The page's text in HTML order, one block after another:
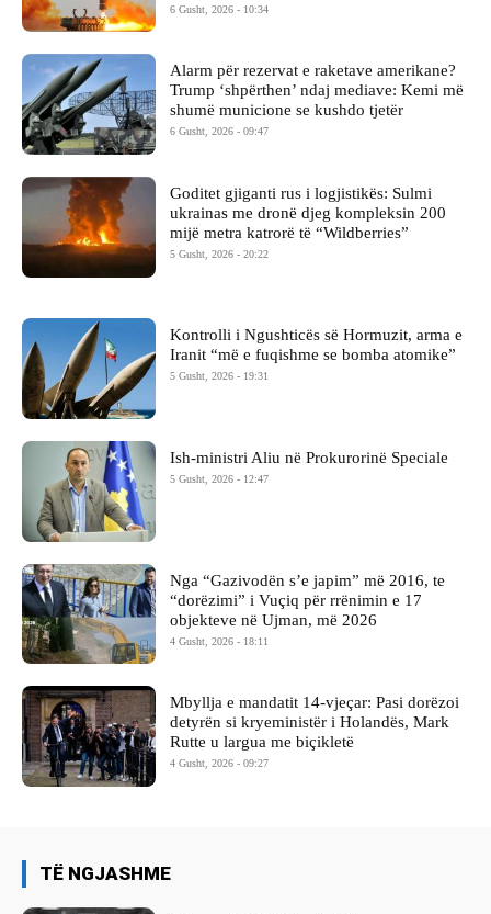
6 Gusht, 2026 - 10:34
Alarm për rezervat e raketave amerikane?
Trump ‘shpërthen’ ndaj mediave: Kemi më
shumë municione se kushdo tjetër
6 Gusht, 2026 - 09:47
Goditet gjiganti rus i logjistikës: Sulmi
ukrainas me dronë djeg kompleksin 200
mijë metra katrorë të “Wildberries”
5 Gusht, 2026 - 20:22
Kontrolli i Ngushticës së Hormuzit, arma e
Iranit “më e fuqishme se bomba atomike”
5 Gusht, 2026 - 19:31
Ish-ministri ​Aliu në Prokurorinë Speciale
5 Gusht, 2026 - 12:47
Nga “Gazivodën s’e japim” më 2016, te
“dorëzimi” i Vuçiq për rrënimin e 17
objekteve në Ujman, më 2026
4 Gusht, 2026 - 18:11
Mbyllja e mandatit 14-vjeçar: Pasi dorëzoi
detyrën si kryeministër i Holandës, Mark
Rutte u largua me biçikletë
4 Gusht, 2026 - 09:27
TË NGJASHME